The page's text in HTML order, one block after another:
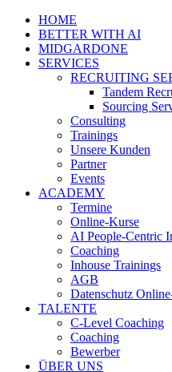
HOME
BETTER WITH AI
MIDGARDONE
SERVICES
RECRUITING
Tandem
Sourcing
Consulting
Trainings
Unsere Kunden
Partner
Events
ACADEMY
Termine
Online-Kurse
AI People-Centric
Coaching
Inhouse Trainings
AGB
Datenschutz
TALENTE
C-Level Coaching
Coaching
Bewerber
ÜBER UNS